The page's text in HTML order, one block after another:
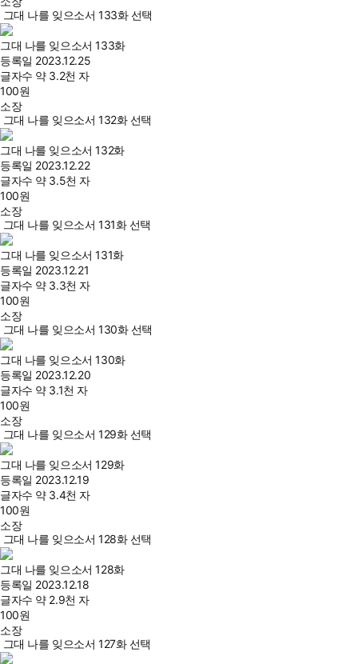
그대 나를 잊으소서 133화 선택
그대 나를 잊으소서 133화
등록일 2023.12.25
글자수 약 3.2천 자
100원
소장
그대 나를 잊으소서 132화 선택
그대 나를 잊으소서 132화
등록일 2023.12.22
글자수 약 3.5천 자
100원
소장
그대 나를 잊으소서 131화 선택
그대 나를 잊으소서 131화
등록일 2023.12.21
글자수 약 3.3천 자
100원
소장
그대 나를 잊으소서 130화 선택
그대 나를 잊으소서 130화
등록일 2023.12.20
글자수 약 3.1천 자
100원
소장
그대 나를 잊으소서 129화 선택
그대 나를 잊으소서 129화
등록일 2023.12.19
글자수 약 3.4천 자
100원
소장
그대 나를 잊으소서 128화 선택
그대 나를 잊으소서 128화
등록일 2023.12.18
글자수 약 2.9천 자
100원
소장
그대 나를 잊으소서 127화 선택